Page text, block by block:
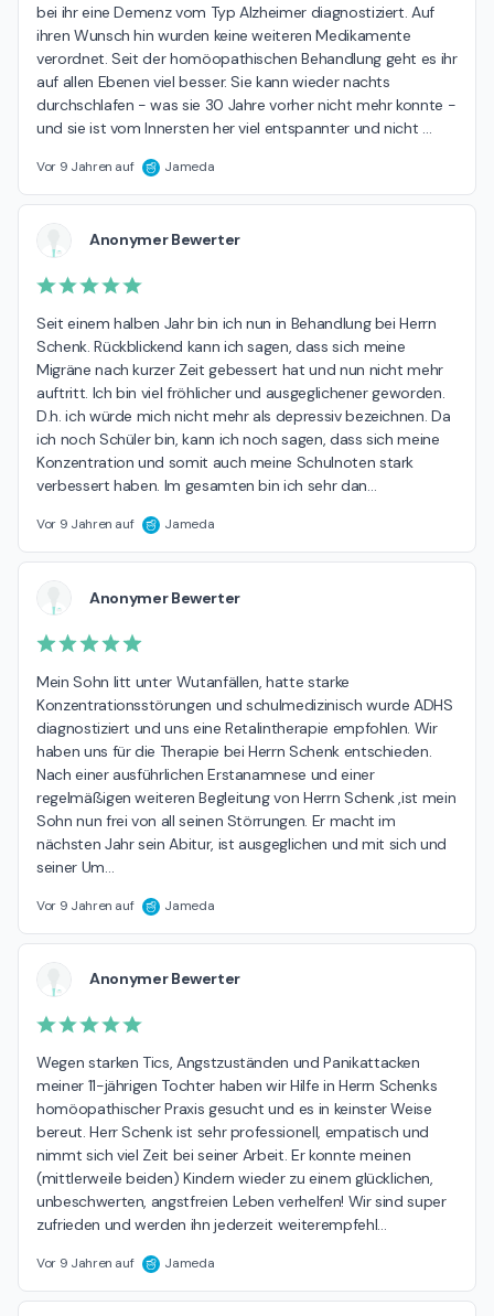
bei ihr eine Demenz vom Typ Alzheimer diagnostiziert. Auf
ihren Wunsch hin wurden keine weiteren Medikamente
verordnet. Seit der homöopathischen Behandlung geht es ihr
auf allen Ebenen viel besser. Sie kann wieder nachts
durchschlafen - was sie 30 Jahre vorher nicht mehr konnte -
und sie ist vom Innersten her viel entspannter und nicht …
Vor 9 Jahren auf Jameda
Anonymer Bewerter
Seit einem halben Jahr bin ich nun in Behandlung bei Herrn
Schenk. Rückblickend kann ich sagen, dass sich meine
Migräne nach kurzer Zeit gebessert hat und nun nicht mehr
auftritt. Ich bin viel fröhlicher und ausgeglichener geworden.
D.h. ich würde mich nicht mehr als depressiv bezeichnen. Da
ich noch Schüler bin, kann ich noch sagen, dass sich meine
Konzentration und somit auch meine Schulnoten stark
verbessert haben. Im gesamten bin ich sehr dan…
Vor 9 Jahren auf Jameda
Anonymer Bewerter
Mein Sohn litt unter Wutanfällen, hatte starke
Konzentrationsstörungen und schulmedizinisch wurde ADHS
diagnostiziert und uns eine Retalintherapie empfohlen. Wir
haben uns für die Therapie bei Herrn Schenk entschieden.
Nach einer ausführlichen Erstanamnese und einer
regelmäßigen weiteren Begleitung von Herrn Schenk ,ist mein
Sohn nun frei von all seinen Störrungen. Er macht im
nächsten Jahr sein Abitur, ist ausgeglichen und mit sich und
seiner Um…
Vor 9 Jahren auf Jameda
Anonymer Bewerter
Wegen starken Tics, Angstzuständen und Panikattacken
meiner 11-jährigen Tochter haben wir Hilfe in Herrn Schenks
homöopathischer Praxis gesucht und es in keinster Weise
bereut. Herr Schenk ist sehr professionell, empatisch und
nimmt sich viel Zeit bei seiner Arbeit. Er konnte meinen
(mittlerweile beiden) Kindern wieder zu einem glücklichen,
unbeschwerten, angstfreien Leben verhelfen! Wir sind super
zufrieden und werden ihn jederzeit weiterempfehl…
Vor 9 Jahren auf Jameda